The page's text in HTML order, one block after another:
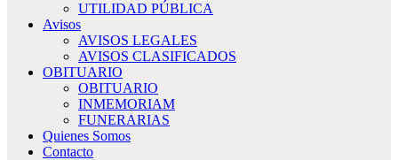
UTILIDAD PÚBLICA
Avisos
AVISOS LEGALES
AVISOS CLASIFICADOS
OBITUARIO
OBITUARIO
INMEMORIAM
FUNERARIAS
Quienes Somos
Contacto